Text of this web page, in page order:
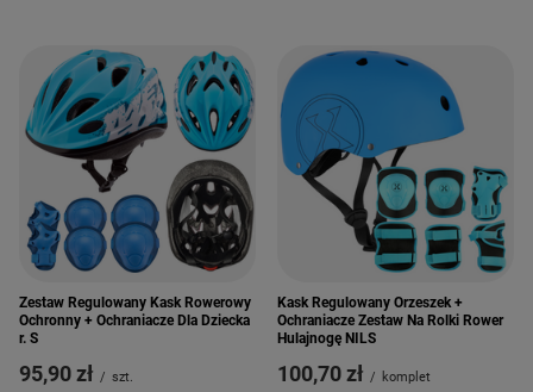
Zestaw Regulowany Kask Rowerowy
Ochronny + Ochraniacze Dla Dziecka
r. S
95,90 zł / szt.
Kask Regulowany Orzeszek +
Ochraniacze Zestaw Na Rolki Rower
Hulajnogę NILS
100,70 zł / komplet